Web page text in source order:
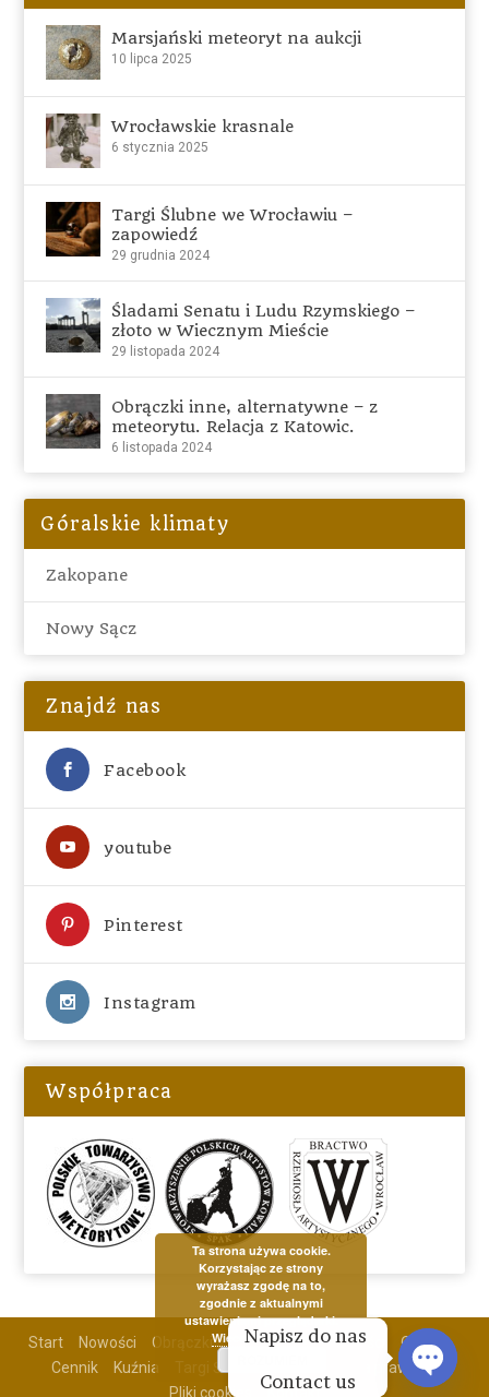
Marsjański meteoryt na aukcji
10 lipca 2025
Wrocławskie krasnale
6 stycznia 2025
Targi Ślubne we Wrocławiu –
zapowiedź
29 grudnia 2024
Śladami Senatu i Ludu Rzymskiego –
złoto w Wiecznym Mieście
29 listopada 2024
Obrączki inne, alternatywne – z
meteorytu. Relacja z Katowic.
6 listopada 2024
Góralskie klimaty
Zakopane
Nowy Sącz
Znajdź nas
Facebook
youtube
Pinterest
Instagram
Współpraca
Start Nowości Obrączki Biżuteria Aktualności
O mnie
Cennik
Kuźnia Targi Ślubne
Nota prawna
Pliki cookies
Kontakt
Ta strona używa cookie.
Korzystając ze strony
wyrażasz zgodę na to,
zgodnie z aktualnymi
ustawieniami przeglądarki.
Więcej informacji
Napisz do nas
Contact us